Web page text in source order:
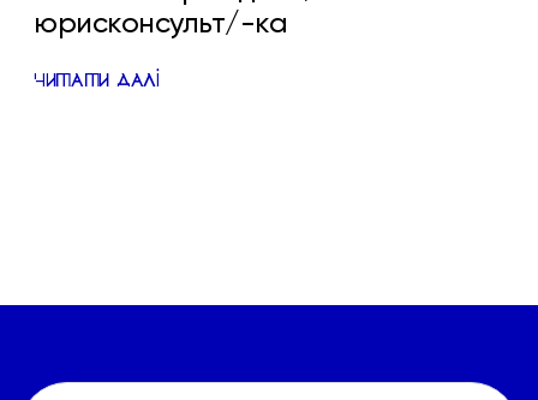
юрисконсульт/-ка
ЧИТАТИ ДАЛІ